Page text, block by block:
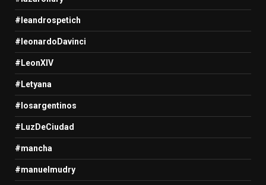
#leandrospetich
#leonardoDavinci
#LeonXIV
#Letyana
#losargentinos
#LuzDeCiudad
#mancha
#manuelmudry